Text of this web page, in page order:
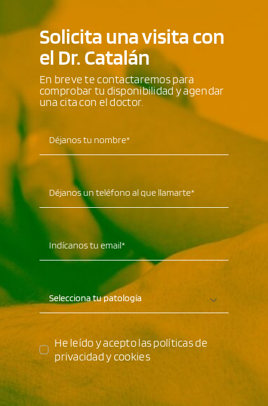
Solicita una visita con
el Dr. Catalán
En breve te contactaremos para
comprobar tu disponibilidad y agendar
una cita con el doctor.
He leído y acepto las políticas de
privacidad y cookies